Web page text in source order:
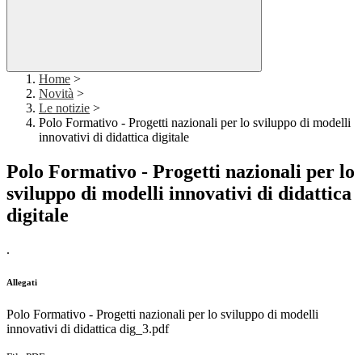
Home >
Novità >
Le notizie >
Polo Formativo - Progetti nazionali per lo sviluppo di modelli
innovativi di didattica digitale
Polo Formativo - Progetti nazionali per lo
sviluppo di modelli innovativi di didattica
digitale
.
Allegati
Polo Formativo - Progetti nazionali per lo sviluppo di modelli
innovativi di didattica dig_3.pdf